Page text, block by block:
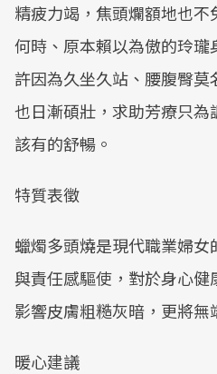
精疲力竭，焦頭爛額地也
何時、原本賴以為傲的玲
許因為久坐久站、腰腹臀
也日漸碩壯，求助芳療只
該有的舒暢。
特質表徵
蠟燭多頭燒是現代職業婦
與責任感驅使，對於身心
影響皮膚粗糙灰暗，更將無
暖心建議